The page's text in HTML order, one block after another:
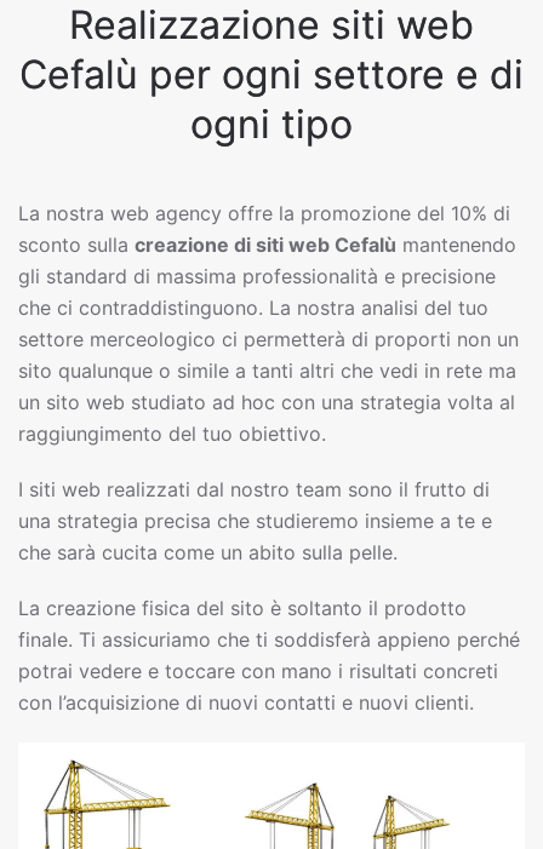
Realizzazione siti web
Cefalù per ogni settore e di
ogni tipo
La nostra web agency offre la promozione del 10% di
sconto sulla creazione di siti web Cefalù mantenendo
gli standard di massima professionalità e precisione
che ci contraddistinguono. La nostra analisi del tuo
settore merceologico ci permetterà di proporti non un
sito qualunque o simile a tanti altri che vedi in rete ma
un sito web studiato ad hoc con una strategia volta al
raggiungimento del tuo obiettivo.
I siti web realizzati dal nostro team sono il frutto di
una strategia precisa che studieremo insieme a te e
che sarà cucita come un abito sulla pelle.
La creazione fisica del sito è soltanto il prodotto
finale. Ti assicuriamo che ti soddisferà appieno perché
potrai vedere e toccare con mano i risultati concreti
con l’acquisizione di nuovi contatti e nuovi clienti.